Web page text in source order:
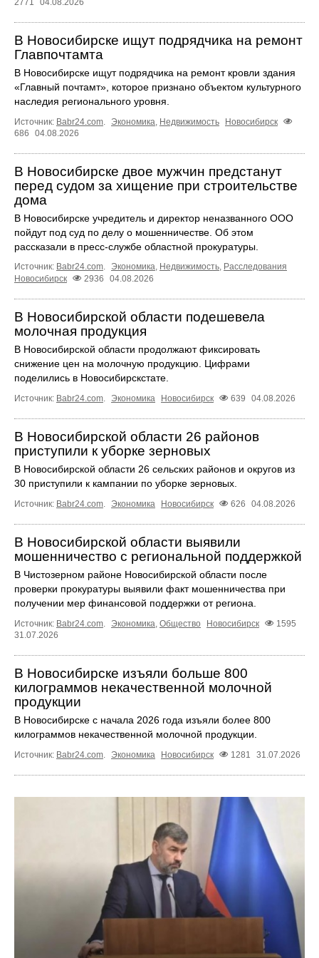
В Новосибирске ищут подрядчика на ремонт
Главпочтамта
В Новосибирске ищут подрядчика на ремонт кровли здания
«Главный почтамт», которое признано объектом культурного
наследия регионального уровня.
Источник: Babr24.com Экономика Недвижимость
Новосибирск
686
04.08.2026
В Новосибирске двое мужчин предстанут
перед судом за хищение при строительстве
дома
В Новосибирске учредитель и директор неназванного ООО
пойдут под суд по делу о мошенничестве. Об этом
рассказали в пресс-службе областной прокуратуры.
Источник: Babr24.com Экономика Недвижимость Расследования
Новосибирск
2936 04.08.2026
В Новосибирской области подешевела
молочная продукция
В Новосибирской области продолжают фиксировать
снижение цен на молочную продукцию. Цифрами
поделились в Новосибирскстате.
Источник: Babr24.com. Экономика Новосибирск 639 04.08.2026
В Новосибирской области 26 районов
приступили к уборке зерновых
В Новосибирской области 26 сельских районов и округов из
30 приступили к кампании по уборке зерновых.
Источник: Babr24.com. Экономика Новосибирск 626 04.08.2026
В Новосибирской области выявили
мошенничество с региональной поддержкой
В Чистозерном районе Новосибирской области после
проверки прокуратуры выявили факт мошенничества при
получении мер финансовой поддержки от региона.
Источник: Babr24.com. Экономика, Общество Новосибирск
1595
31.07.2026
В Новосибирске изъяли больше 800
килограммов некачественной молочной
продукции
В Новосибирске с начала 2026 года изъяли более 800
килограммов некачественной молочной продукции.
Источник: Babr24.com. Экономика Новосибирск 1281 31.07.2026